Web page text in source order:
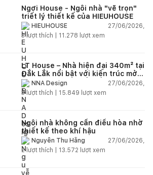
Ngơi House - Ngôi nhà "vẽ trọn"
triết lý thiết kế của HIEUHOUSE
HIEUHOUSE
27/06/2026,
3lượt thích | 11.278 lượt xem
LT House – Nhà hiện đại 340m² tại
Đắk Lắk nổi bật với kiến trúc mở
và hệ sân vườn kết nối thiên
nhiên
NNA Design
27/06/2026,
3lượt thích | 15.849 lượt xem
Ngôi nhà không cần điều hòa nhờ
thiết kế theo khí hậu
Nguyễn Thu Hằng
27/06/2026,
2lượt thích | 13.572 lượt xem